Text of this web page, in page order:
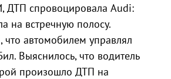
спровоцировала Audi:
на встречную полосу.
что автомобилем управлял
Выяснилось, что водитель
произошло ДТП на